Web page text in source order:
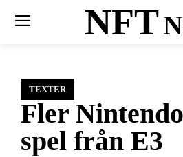
NFT
TEXTER
Fler
spel från E3